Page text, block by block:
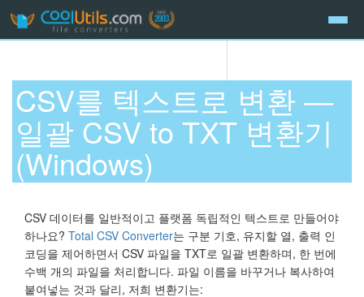
CSV를 텍스트로 변환 —
일괄 CSV to TXT 변환기
(Windows)
CSV 데이터를 일반적이고 플랫폼 독립적인 텍스트로 만들어야
하나요? Total CSV Converter는 구분 기호, 유지할 열, 출력 인
코딩을 제어하면서 CSV 파일을 TXT로 일괄 변환하며, 한 번에
수백 개의 파일을 처리합니다. 파일 이름을 바꾸거나 복사하여
붙여넣는 것과 달리, 저희 변환기는: